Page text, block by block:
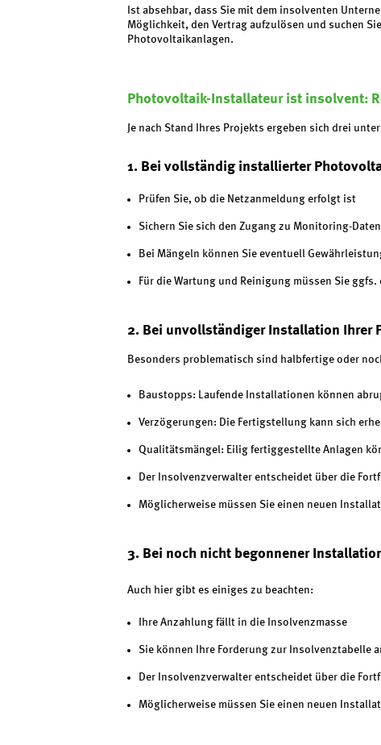
Ist absehbar, dass Sie mit dem insolventen
Möglichkeit, den Vertrag aufzulösen und suchen
Photovoltaikanlagen.
Photovoltaik-Installateur ist insolvent:
Je nach Stand Ihres Projekts ergeben sich drei
1. Bei vollständig installierter
Prüfen Sie, ob die Netzanmeldung erfolgt ist
Sichern Sie sich den Zugang zu Monitoring-
Bei Mängeln können Sie eventuell
Für die Wartung und Reinigung müssen Sie
2. Bei unvollständiger Installation Ihrer
Besonders problematisch sind halbfertige oder
Baustopps: Laufende Installationen können
Verzögerungen: Die Fertigstellung kann sich
Qualitätsmängel: Eilig fertiggestellte Anlagen
Der Insolvenzverwalter entscheidet über die
Möglicherweise müssen Sie einen neuen
3. Bei noch nicht begonnener
Auch hier gibt es einiges zu beachten:
Ihre Anzahlung fällt in die Insolvenzmasse
Sie können Ihre Forderung zur Insolvenztabelle
Der Insolvenzverwalter entscheidet über die
Möglicherweise müssen Sie einen neuen